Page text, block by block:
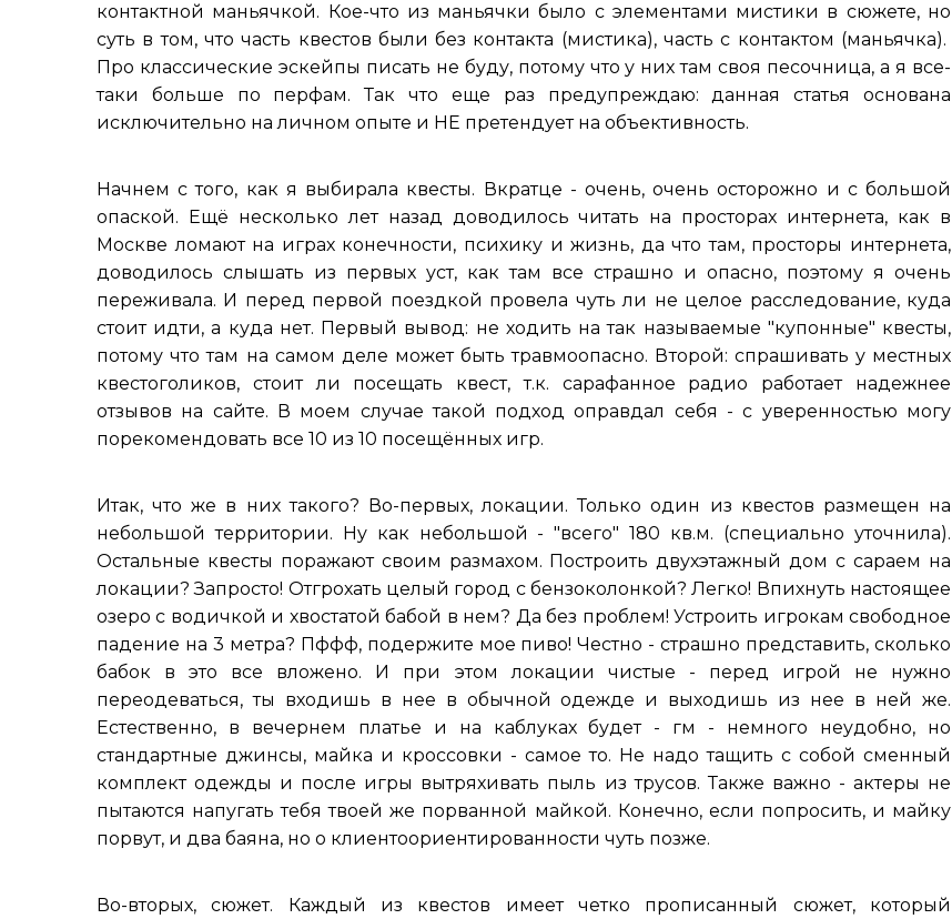
контактной маньячкой. Кое-что из маньячки было с элементами мистики в сюжете, но
суть в том, что часть квестов были без контакта (мистика), часть с контактом (маньячка).
Про классические эскейпы писать не буду, потому что у них там своя песочница, а я все-
таки больше по перфам. Так что еще раз предупреждаю: данная статья основана
исключительно на личном опыте и НЕ претендует на объективность.
Начнем с того, как я выбирала квесты. Вкратце - очень, очень осторожно и с большой
опаской. Ещё несколько лет назад доводилось читать на просторах интернета, как в
Москве ломают на играх конечности, психику и жизнь, да что там, просторы интернета,
доводилось слышать из первых уст, как там все страшно и опасно, поэтому я очень
переживала. И перед первой поездкой провела чуть ли не целое расследование, куда
стоит идти, а куда нет. Первый вывод: не ходить на так называемые "купонные" квесты,
потому что там на самом деле может быть травмоопасно. Второй: спрашивать у местных
квестоголиков, стоит ли посещать квест, т.к. сарафанное радио работает надежнее
отзывов на сайте. В моем случае такой подход оправдал себя - с уверенностью могу
порекомендовать все 10 из 10 посещённых игр.
Итак, что же в них такого? Во-первых, локации. Только один из квестов размещен на
небольшой территории. Ну как небольшой - "всего" 180 кв.м. (специально уточнила).
Остальные квесты поражают своим размахом. Построить двухэтажный дом с сараем на
локации? Запросто! Отгрохать целый город с бензоколонкой? Легко! Впихнуть настоящее
озеро с водичкой и хвостатой бабой в нем? Да без проблем! Устроить игрокам свободное
падение на 3 метра? Пффф, подержите мое пиво! Честно - страшно представить, сколько
бабок в это все вложено. И при этом локации чистые - перед игрой не нужно
переодеваться, ты входишь в нее в обычной одежде и выходишь из нее в ней же.
Естественно, в вечернем платье и на каблуках будет - гм - немного неудобно, но
стандартные джинсы, майка и кроссовки - самое то. Не надо тащить с собой сменный
комплект одежды и после игры вытряхивать пыль из трусов. Также важно - актеры не
пытаются напугать тебя твоей же порванной майкой. Конечно, если попросить, и майку
порвут, и два баяна, но о клиентоориентированности чуть позже.
Во-вторых, сюжет. Каждый из квестов имеет четко прописанный сюжет, который